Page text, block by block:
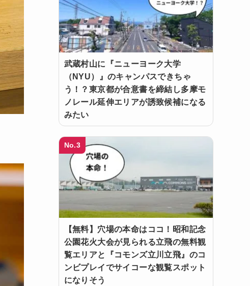
武蔵村山に『ニューヨーク大学
（NYU）』のキャンパスできちゃ
う！？東京都が合意書を締結し多摩モ
ノレール延伸エリアが誘致候補になる
みたい
No.3
【無料】穴場の本命はココ！昭和記念
公園花火大会が見られる立飛の無料観
覧エリアと『コモンズ立川立飛』のコ
ンビプレイでサイコーな観覧スポット
になりそう